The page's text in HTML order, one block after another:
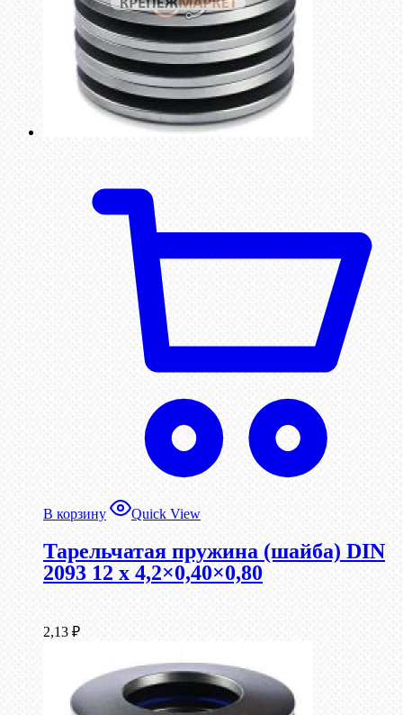
В корзину Quick View
Тарельчатая пружина (шайба) DIN
2093 12 x 4,2×0,40×0,80
2,13 ₽